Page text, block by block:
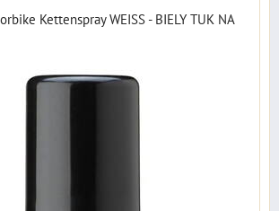
Kettenspray WEISS - BIELY TUK NA